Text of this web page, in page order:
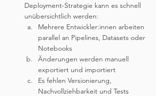
Deployment-Strategie kann es schnell
unübersichtlich werden:
Mehrere Entwickler:innen arbeiten
parallel an Pipelines, Datasets oder
Notebooks
Änderungen werden manuell
exportiert und importiert
Es fehlen Versionierung,
Nachvollziehbarkeit und Tests